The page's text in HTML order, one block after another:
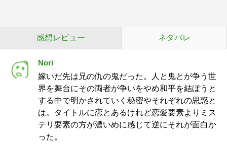
感想レビュー ネタバレ
Nori
嫁いだ先は兄の仇の鬼だった。人と鬼とが争う世
界を舞台にその両者が争いをやめ和平を結ぼうと
する中で明かされていく秘密やそれぞれの思惑と
は。タイトルに恋とあるけれど恋愛要素よりミス
テリ要素の方が濃いめに感じて逆にそれが面白か
った。